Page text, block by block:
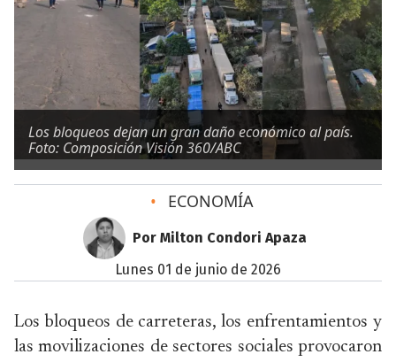
Los bloqueos dejan un gran daño económico al país.
Foto: Composición Visión 360/ABC
• ECONOMÍA
Por Milton Condori Apaza
lunes 01 de junio de 2026
Los bloqueos de carreteras, los enfrentamientos y
las movilizaciones de sectores sociales provocaron